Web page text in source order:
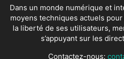
Dans un monde numérique et
moyens techniques actuels
la liberté de ses utilisateurs,
s’appuyant sur les
Contactez-nous: